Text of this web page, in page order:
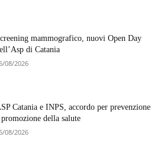
mammografico, nuovi Open Day
di Catania
08/2026
Catania e INPS, accordo per prevenzione
promozione della salute
08/2026